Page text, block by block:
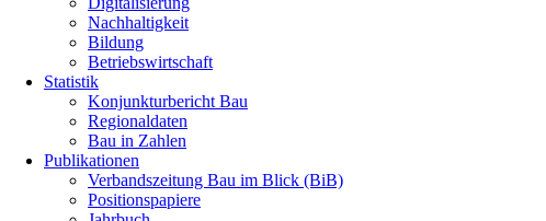
Nachhaltigkeit
Bildung
Betriebswirtschaft
Statistik
Konjunkturbericht Bau
Regionaldaten
Bau in Zahlen
Publikationen
Verbandszeitung Bau im Blick (BiB)
Positionspapiere